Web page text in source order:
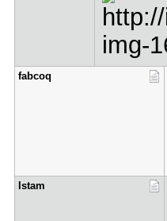
fabcoq
lstam